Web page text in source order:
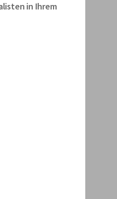
in Ihrem